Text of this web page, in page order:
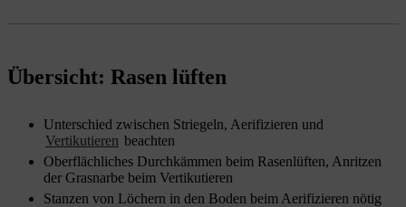
Übersicht: Rasen lüften
Unterschied zwischen Striegeln, Aerifizieren und
Vertikutieren beachten
Oberflächliches Durchkämmen beim Rasenlüften, Anritzen
der Grasnarbe beim Vertikutieren
Stanzen von Löchern in den Boden beim Aerifizieren nötig